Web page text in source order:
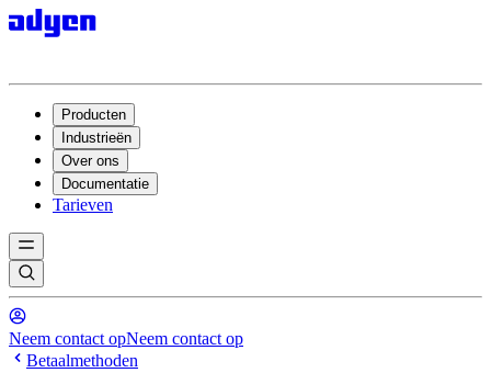
Producten
Industrieën
Over ons
Documentatie
Tarieven
Neem contact opNeem contact op
Betaalmethoden